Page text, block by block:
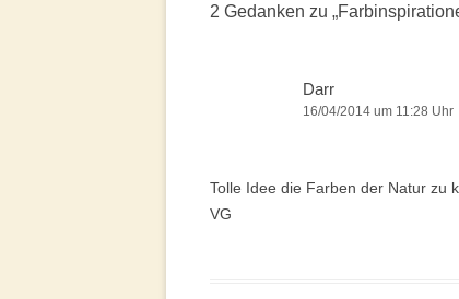
2 Gedanken zu „
Darr
16/04/2014 um 11:28 Uhr
Tolle Idee die Farben der Natur zu
VG